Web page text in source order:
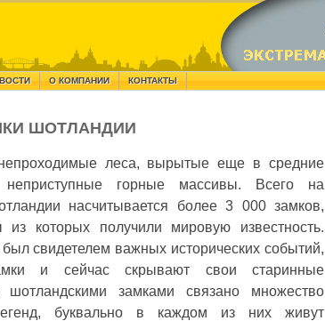
О КОМПАНИИ КОНТАКТЫ
ШОТЛАНДИИ
леса, вырытые еще в средние
горные массивы. Всего на
насчитывается более 3 000 замков,
которых получили мировую известность.
свидетелем важных исторических событий,
и сейчас скрывают свои старинные
замками связано множество
буквально в каждом из них живут